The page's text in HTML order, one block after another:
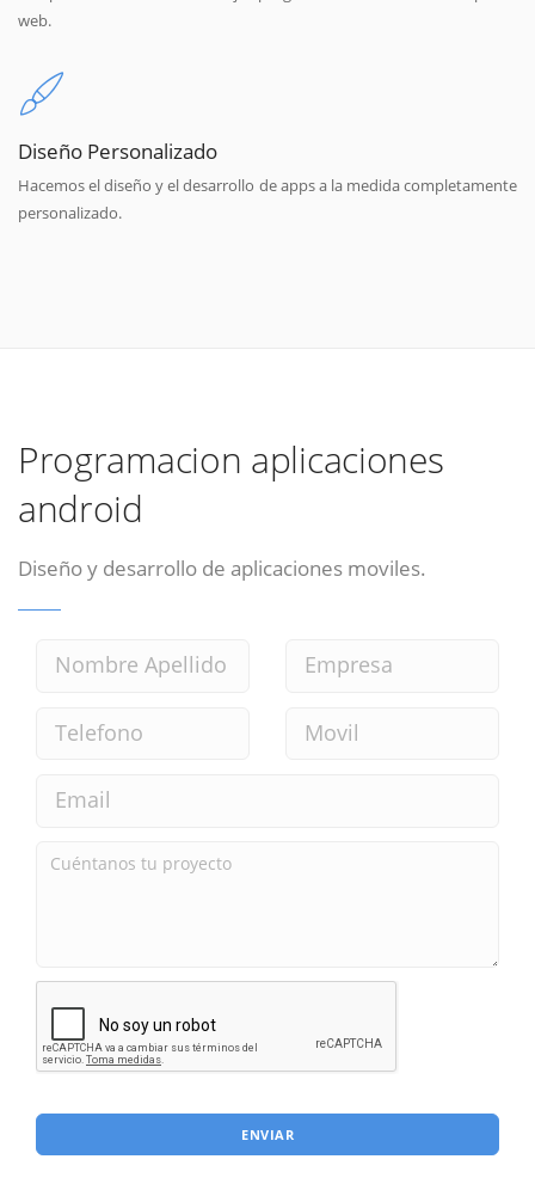
web.
Diseño Personalizado
Hacemos el diseño y el desarrollo de apps a la medida completamente
personalizado.
Programacion aplicaciones
android
Diseño y desarrollo de aplicaciones moviles.
ENVIAR